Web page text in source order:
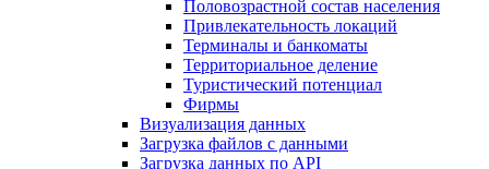
Половозрастной состав населения
Привлекательность локаций
Терминалы и банкоматы
Территориальное деление
Туристический потенциал
Фирмы
Визуализация данных
Загрузка файлов с данными
Загрузка данных по API